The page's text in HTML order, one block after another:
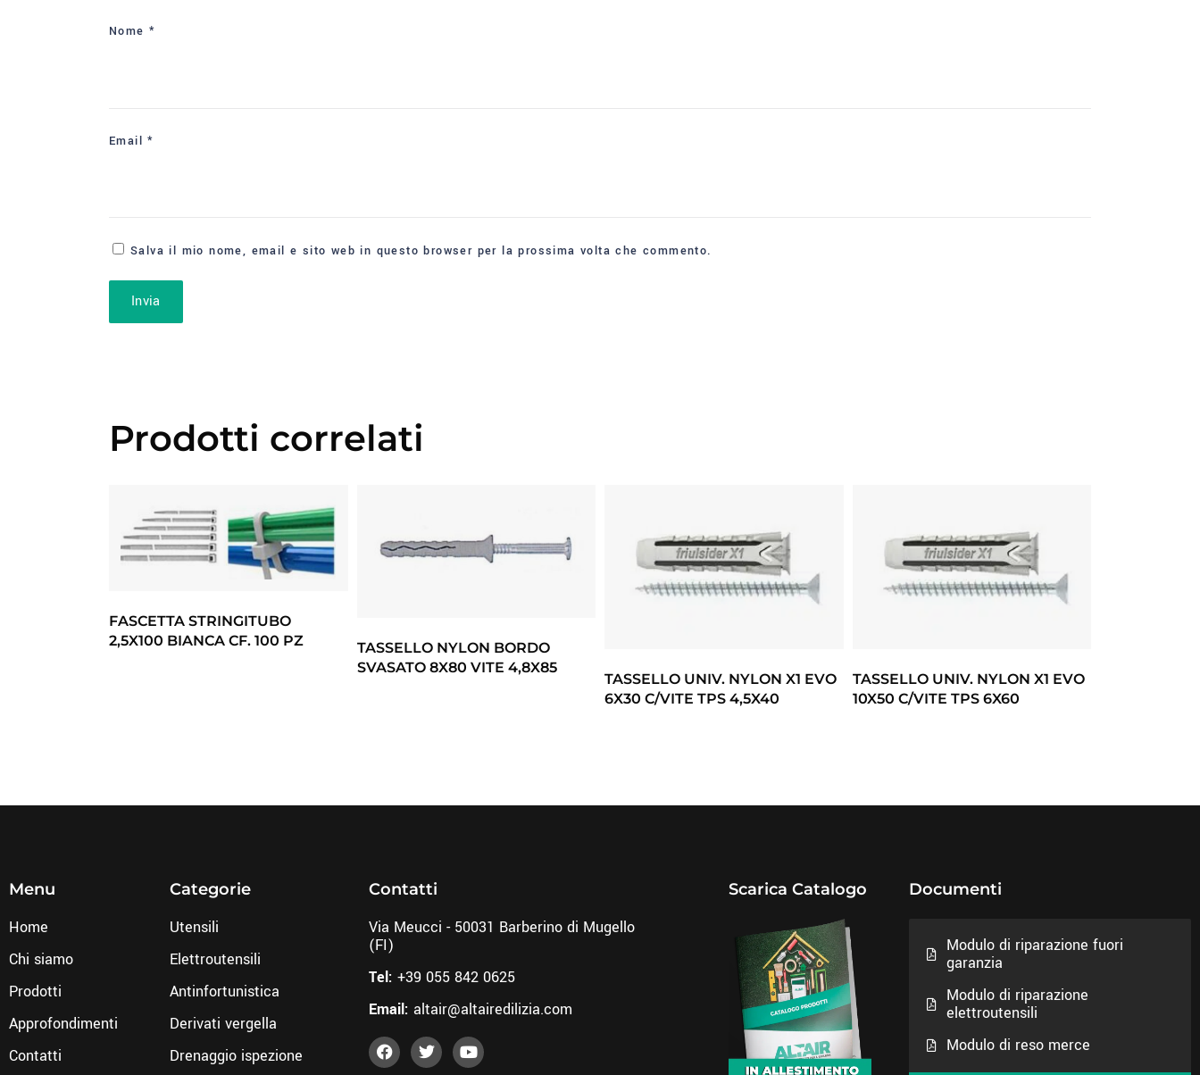
Nome *
Email*
Salva il mio nome, email e sito web in questo browser per la prossima volta che commento.
Prodotti correlati
FASCETTA STRINGITUBO
2,5X100 BIANCA CF. 100 PZ
TASSELLO NYLON BORDO
SVASATO 8X80 VITE 4,8X85
TASSELLO UNIV. NYLON X1 EVO
6X30 C/VITE TPS 4,5X40
TASSELLO UNIV. NYLON X1 EVO
10X50 C/VITE TPS 6X60
Menu
Home
Chi siamo
Prodotti
Approfondimenti
Contatti
Categorie
Utensili
Elettroutensili
Antinfortunistica
Derivati vergella
Drenaggio ispezione
Contatti
Via Meucci - 50031 Barberino di Mugello
(FI)
Tel: +39 055 842 0625
Email: altair@altairedilizia.com
Scarica Catalogo Documenti
Modulo di riparazione fuori
garanzia
Modulo di riparazione
elettroutensili
Modulo di reso merce